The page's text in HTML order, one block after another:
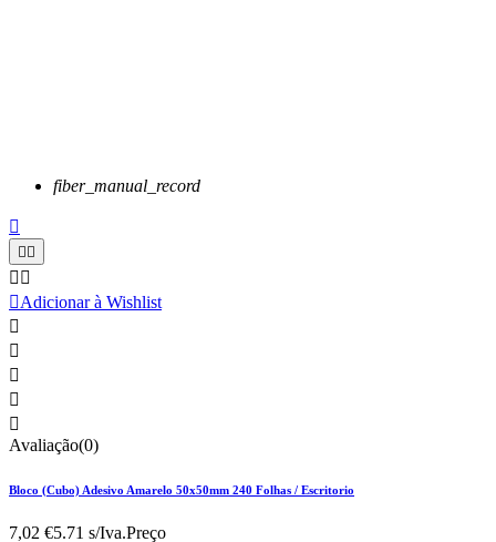
fiber_manual_record


 
Adicionar à Wishlist





Avaliação(0)
Bloco (Cubo) Adesivo Amarelo 50x50mm 240 Folhas / Escritorio
7,02 €5.71 s/Iva.Preço